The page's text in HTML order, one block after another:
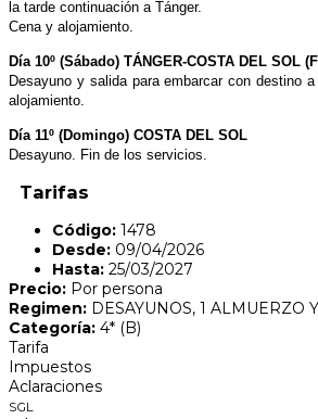
la tarde continuación a Tánger.
Cena y alojamiento.
Día 10º (Sábado) TÁNGER-COSTA DEL SOL
Desayuno y salida para embarcar con destino
alojamiento.
Día 11º (Domingo) COSTA DEL SOL
Desayuno. Fin de los servicios.
Tarifas
Código: 1478
Desde: 09/04/2026
Hasta: 25/03/2027
Precio: Por persona
Regimen: DESAYUNOS, 1 ALMUERZO
Categoría: 4* (B)
Tarifa
Impuestos
Aclaraciones
SGL